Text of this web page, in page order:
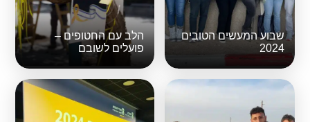
שבוע המעשים הטובים
2024
הלב עם החטופים –
פועלים לשובם